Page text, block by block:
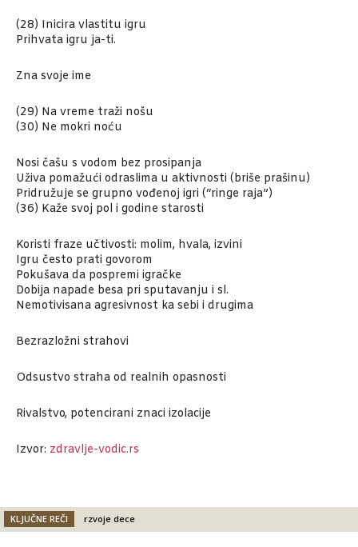
(28) Inicira vlastitu igru
Prihvata igru ja-ti.
Zna svoje ime
(29) Na vreme traži nošu
(30) Ne mokri noću
Nosi čašu s vodom bez prosipanja
Uživa pomažući odraslima u aktivnosti (briše prašinu)
Pridružuje se grupno vođenoj igri (“ringe raja”)
(36) Kaže svoj pol i godine starosti
Koristi fraze učtivosti: molim, hvala, izvini
Igru često prati govorom
Pokušava da pospremi igračke
Dobija napade besa pri sputavanju i sl.
Nemotivisana agresivnost ka sebi i drugima
Bezrazložni strahovi
Odsustvo straha od realnih opasnosti
Rivalstvo, potencirani znaci izolacije
Izvor: zdravlje-vodic.rs
KLJUČNE REČI rzvoje dece